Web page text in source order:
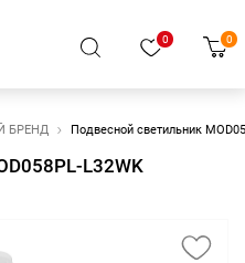
0 0
БРЕНД Подвесной светильник
L32WK